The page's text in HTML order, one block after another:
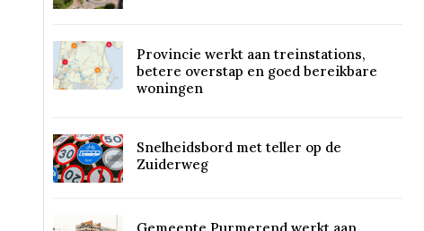
Provincie werkt aan treinstations,
betere overstap en goed bereikbare
woningen
Snelheidsbord met teller op de
Zuiderweg